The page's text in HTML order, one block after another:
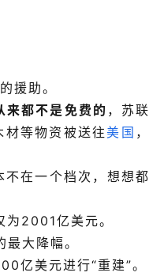
援助。
来都不是免费的 ，苏联
材等物资被送往美国 ，
在一个档次，想想都
2001亿美元。
大降幅。
亿美元进行“重建”。